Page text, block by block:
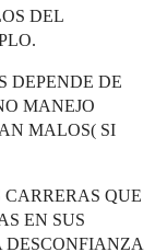
DEL
DEPENDE DE
MANEJO
MALOS( SI
QUE
EN SUS
DESCONFIANZA